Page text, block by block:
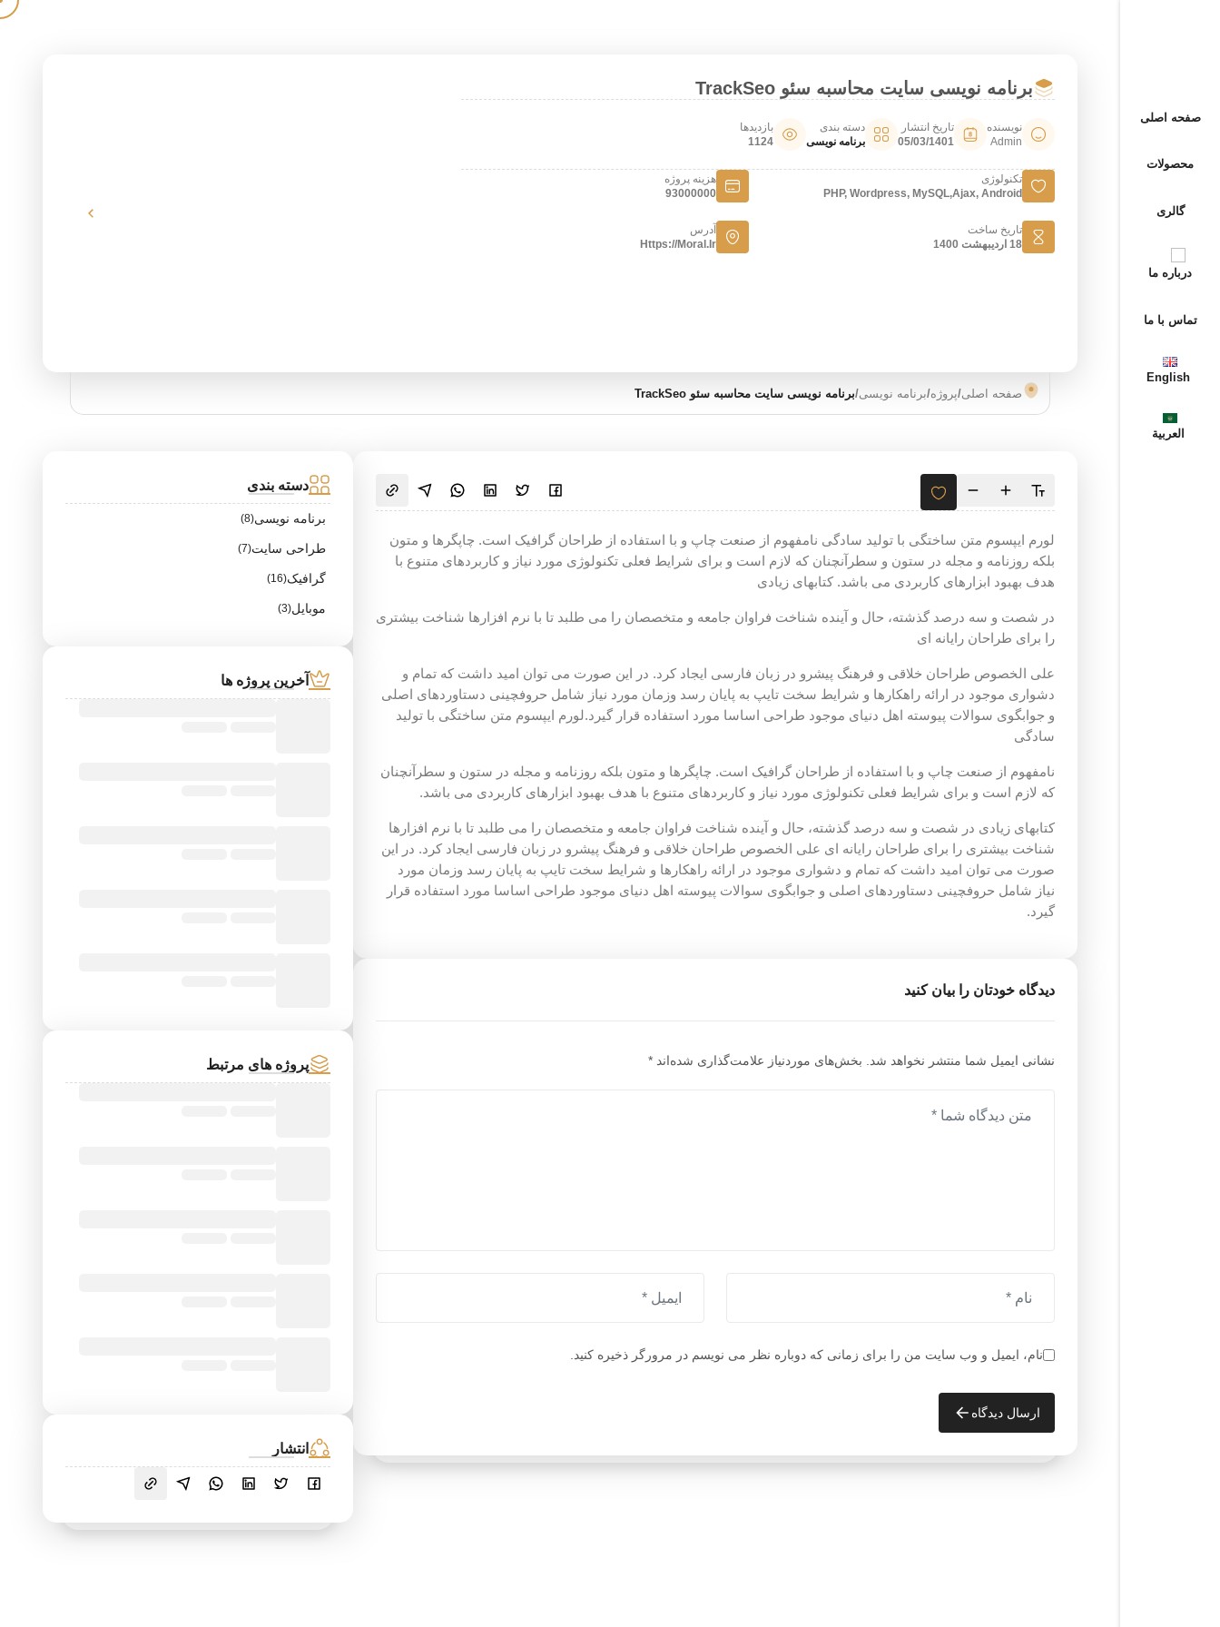
صفحه اصلی
محصولات
گالری
درباره ما
تماس با ما
English
العربية
برنامه نویسی سایت محاسبه سئو TrackSeo
نویسنده
Admin
تاریخ انتشار
05/03/1401
دسته بندی
برنامه نویسی
بازدیدها
1124
تکنولوژی
PHP, Wordpress, MySQL,Ajax, Android
هزینه پروژه
93000000
تاریخ ساخت
18 اردیبهشت 1400
آدرس
Https://moral.ir
صفحه اصلی/پروژه/برنامه نویسی/برنامه نویسی سایت محاسبه سئو TrackSeo
لورم ایپسوم متن ساختگی با تولید سادگی نامفهوم از صنعت چاپ و با استفاده از طراحان گرافیک است. چاپگرها و متون
بلکه روزنامه و مجله در ستون و سطرآنچنان که لازم است و برای شرایط فعلی تکنولوژی مورد نیاز و کاربردهای متنوع با
هدف بهبود ابزارهای کاربردی می باشد. کتابهای زیادی
در شصت و سه درصد گذشته، حال و آینده شناخت فراوان جامعه و متخصصان را می طلبد تا با نرم افزارها شناخت بیشتری
را برای طراحان رایانه ای
علی الخصوص طراحان خلاقی و فرهنگ پیشرو در زبان فارسی ایجاد کرد. در این صورت می توان امید داشت که تمام و
دشواری موجود در ارائه راهکارها و شرایط سخت تایپ به پایان رسد وزمان مورد نیاز شامل حروفچینی دستاوردهای اصلی
و جوابگوی سوالات پیوسته اهل دنیای موجود طراحی اساسا مورد استفاده قرار گیرد.لورم ایپسوم متن ساختگی با تولید
سادگی
نامفهوم از صنعت چاپ و با استفاده از طراحان گرافیک است. چاپگرها و متون بلکه روزنامه و مجله در ستون و سطرآنچنان
که لازم است و برای شرایط فعلی تکنولوژی مورد نیاز و کاربردهای متنوع با هدف بهبود ابزارهای کاربردی می باشد.
کتابهای زیادی در شصت و سه درصد گذشته، حال و آینده شناخت فراوان جامعه و متخصصان را می طلبد تا با نرم افزارها
شناخت بیشتری را برای طراحان رایانه ای علی الخصوص طراحان خلاقی و فرهنگ پیشرو در زبان فارسی ایجاد کرد. در این
صورت می توان امید داشت که تمام و دشواری موجود در ارائه راهکارها و شرایط سخت تایپ به پایان رسد وزمان مورد
نیاز شامل حروفچینی دستاوردهای اصلی و جوابگوی سوالات پیوسته اهل دنیای موجود طراحی اساسا مورد استفاده قرار
گیرد.
دیدگاه خودتان را بیان کنید
نشانی ایمیل شما منتشر نخواهد شد. بخش‌های موردنیاز علامت‌گذاری شده‌اند *
نام، ایمیل و وب سایت من را برای زمانی که دوباره نظر می نویسم در مرورگر ذخیره کنید.
ارسال دیدگاه
دسته بندی
برنامه نویسی(8)
طراحی سایت(7)
گرافیک(16)
موبایل(3)
آخرین پروژه ها
پروژه های مرتبط
انتشار